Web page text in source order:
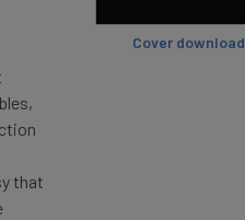
that
Cover download